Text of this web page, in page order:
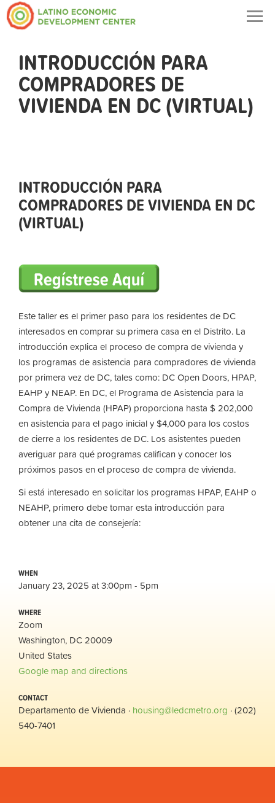
INTRODUCCIÓN PARA
COMPRADORES DE
VIVIENDA EN DC (VIRTUAL)
INTRODUCCIÓN PARA
COMPRADORES DE VIVIENDA EN DC
(VIRTUAL)
Este taller es el primer paso para los residentes de DC
interesados ​​en comprar su primera casa en el Distrito. La
introducción explica el proceso de compra de vivienda y
los programas de asistencia para compradores de vivienda
por primera vez de DC, tales como: DC Open Doors, HPAP,
EAHP y NEAP. En DC, el Programa de Asistencia para la
Compra de Vivienda (HPAP) proporciona hasta $ 202,000
en asistencia para el pago inicial y $4,000 para los costos
de cierre a los residentes de DC. Los asistentes pueden
averiguar para qué programas califican y conocer los
próximos pasos en el proceso de compra de vivienda.
Si está interesado en solicitar los programas HPAP, EAHP o
NEAHP, primero debe tomar esta introducción para
obtener una cita de consejería:
WHEN
January 23, 2025 at 3:00pm - 5pm
WHERE
Zoom
Washington, DC 20009
United States
Google map and directions
CONTACT
Departamento de Vivienda · housing@ledcmetro.org · (202)
540-7401